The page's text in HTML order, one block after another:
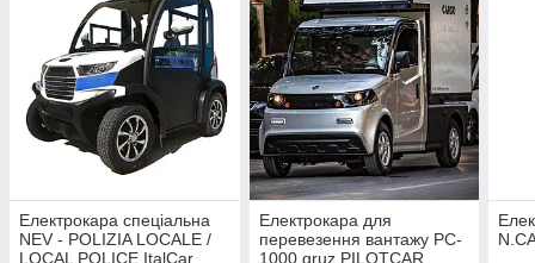
Електрокара спеціальна
NEV - POLIZIA LOCALE /
LOCAL POLICE ItalCar
Електрокара для
перевезення вантажу PC-
1000 gruz PILOTCAR